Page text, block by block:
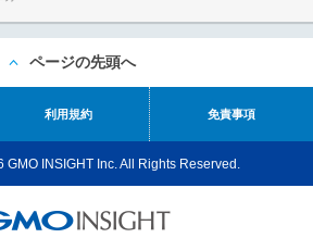
ページの先頭へ
利用規約 免責事項
INSIGHT Inc. All Rights Reserved.